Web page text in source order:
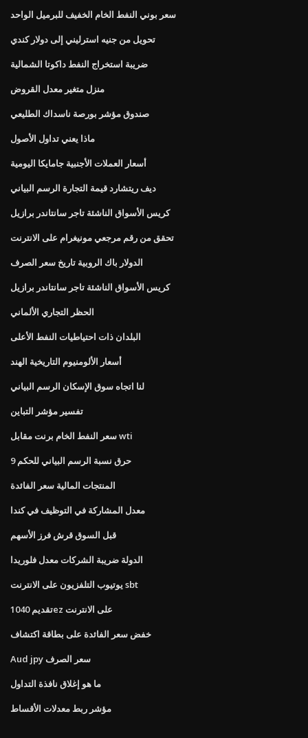
سعر بوني النفط الخام الخفيف للبرميل الواحد
تحويل من جنيه استرليني إلى دولار كندي
ضريبة استخراج النفط داكوتا الشمالية
منزل متغير معدل القروض
صندوق مؤشر بورصة ناسداك الطليعي
ماذا يعني تداول الأصول
أسعار العملات الأجنبية جامايكا اليومية
ديف ريتشارد قيمة التجارة الرسم البياني
كريس الأسواق الناشئة تاجر سانتاندر برازيل
تحقق من رقم مرجعي مونيغرام على الانترنت
الدولار باك الروبية تاريخ سعر الصرف
كريس الأسواق الناشئة تاجر سانتاندر برازيل
الحظر التجاري الألماني
البلدان ذات احتياطيات النفط الأعلى
أسعار الألومنيوم التاريخية الهند
لنا اتجاه سوق الإسكان الرسم البياني
تفسير مؤشر التباين
سعر النفط الخام برنت مقابل wti
حرق نسبة الرسم البياني للحكم 9
المنتجات المالية سعر الفائدة
معدل المشاركة في التوظيف في كندا
قبل السوق قرش فرز الأسهم
الدولة ضريبة الشركات معدل فلوريدا
يوتيوب التلفزيون على الانترنت sbt
تقديم 1040ez على الانترنت
خفض سعر الفائدة على بطاقة اكتشاف
Aud jpy سعر الصرف
ما هو إغلاق نافذة التداول
مؤشر ربط معدلات الأقساط